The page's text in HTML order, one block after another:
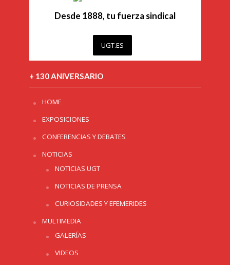
Desde 1888, tu fuerza sindical
UGT.ES
+ 130 ANIVERSARIO
HOME
EXPOSICIONES
CONFERENCIAS Y DEBATES
NOTICIAS
NOTICIAS UGT
NOTICIAS DE PRENSA
CURIOSIDADES Y EFEMERIDES
MULTIMEDIA
GALERÍAS
VIDEOS